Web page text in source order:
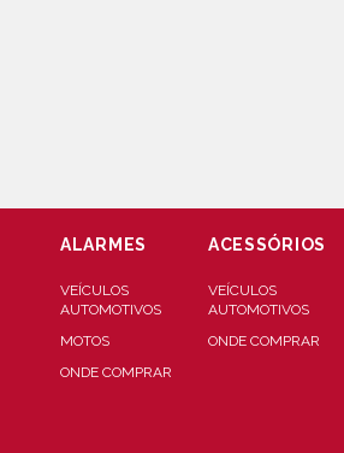
ALARMES
VEÍCULOS
AUTOMOTIVOS
MOTOS
ONDE COMPRAR
ACESSÓRIOS
VEÍCULOS
AUTOMOTIVOS
ONDE COMPRAR